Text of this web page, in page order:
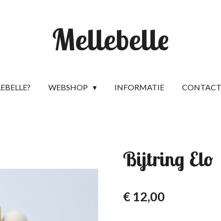
Mellebelle
WEBSHOP INFORMATIE CONTACT
Bijtring Elo
€ 12,00